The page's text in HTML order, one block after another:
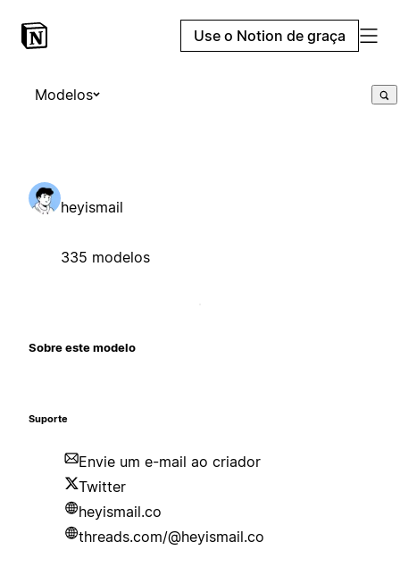
Use o Notion de graça
Modelos
heyismail
335 modelos
Sobre este modelo
Suporte
Envie um e-mail ao criador
Twitter
heyismail.co
threads.com/@heyismail.co